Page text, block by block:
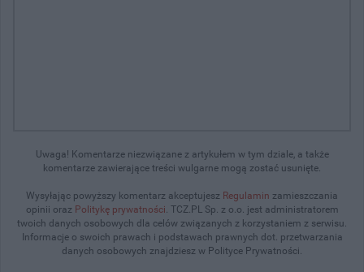
Uwaga! Komentarze niezwiązane z artykułem w tym dziale, a także
komentarze zawierające treści wulgarne mogą zostać usunięte.
Wysyłając powyższy komentarz akceptujesz Regulamin zamieszczania
opinii oraz Politykę prywatności. TCZ.PL Sp. z o.o. jest administratorem
twoich danych osobowych dla celów związanych z korzystaniem z serwisu.
Informacje o swoich prawach i podstawach prawnych dot. przetwarzania
danych osobowych znajdziesz w Polityce Prywatności.